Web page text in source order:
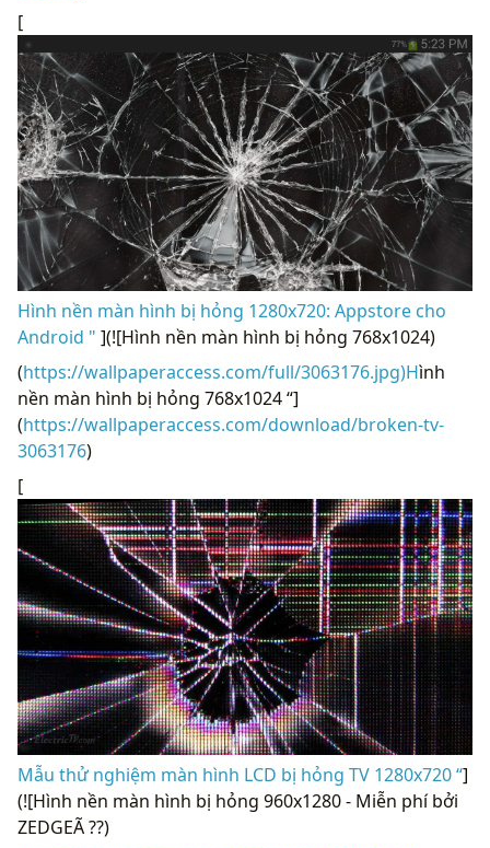
[
Hình nền màn hình bị hỏng 1280x720: Appstore cho
Android " ](![Hình nền màn hình bị hỏng 768x1024)
(https://wallpaperaccess.com/full/3063176.jpg)Hình
nền màn hình bị hỏng 768x1024 “]
(https://wallpaperaccess.com/download/broken-tv-
3063176)
[
Mẫu thử nghiệm màn hình LCD bị hỏng TV 1280x720 “]
(![Hình nền màn hình bị hỏng 960x1280 - Miễn phí bởi
ZEDGEÃ ??)